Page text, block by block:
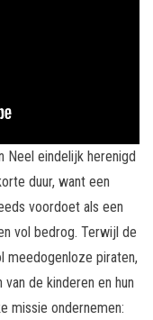
Neel eindelijk herenigd
duur, want een
voordoet als een
vol bedrog. Terwijl de
meedogenloze piraten,
de kinderen en hun
missie ondernemen: